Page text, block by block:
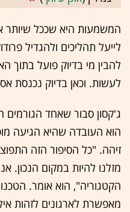
לייעל תהליכים ולהגדיל
להבין מי בדיוק פועל בתוך
לעשות. וכאן בדיוק נכנסת
ג'קסון סבור שאחד
הוא העובדה שהיא הגיעה
זיהה. "כל הסיפור הזה
מזלנו להיות במקום הנכון.
הקטגוריה", הוא אומר.
מאפשרת לארגונים לזהות